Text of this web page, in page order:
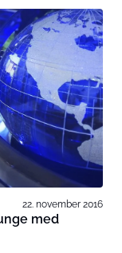
22. november 2016
med